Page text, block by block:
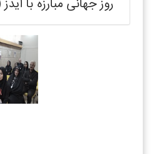
روز جهانی مبارزه با ایدز (HIV)